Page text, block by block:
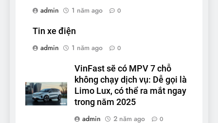
admin
1 năm ago 0
Tin xe điện
admin
1 năm ago 0
VinFast sẽ có MPV 7 chỗ
không chạy dịch vụ: Dễ gọi là
Limo Lux, có thể ra mắt ngay
trong năm 2025
admin
2 năm ago 0